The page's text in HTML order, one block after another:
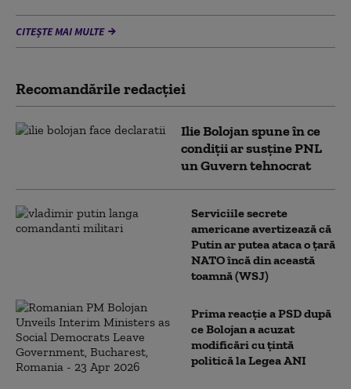
CITEȘTE MAI MULTE
Recomandările redacţiei
Ilie Bolojan spune în ce
condiții ar susține PNL
un Guvern tehnocrat
Serviciile secrete
americane avertizează că
Putin ar putea ataca o țară
NATO încă din această
toamnă (WSJ)
Prima reacție a PSD după
ce Bolojan a acuzat
modificări cu țintă
politică la Legea ANI